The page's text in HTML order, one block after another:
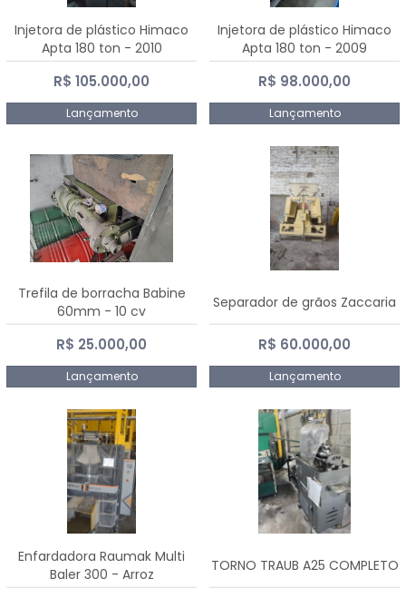
Injetora de plástico Himaco
Apta 180 ton - 2010
R$ 105.000,00
Lançamento
Injetora de plástico Himaco
Apta 180 ton - 2009
R$ 98.000,00
Lançamento
Trefila de borracha Babine
60mm - 10 cv
R$ 25.000,00
Lançamento
Separador de grãos Zaccaria
R$ 60.000,00
Lançamento
Enfardadora Raumak Multi
Baler 300 - Arroz
TORNO TRAUB A25 COMPLETO